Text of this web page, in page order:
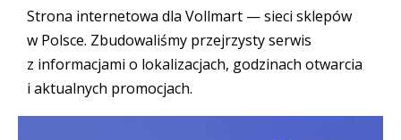
Strona internetowa dla Vollmart — sieci sklepów
w Polsce. Zbudowaliśmy przejrzysty serwis
z informacjami o lokalizacjach, godzinach otwarcia
i aktualnych promocjach.